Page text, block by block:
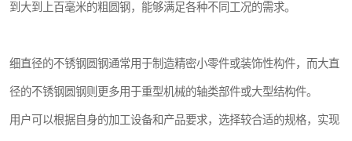
到大到上百毫米的粗圆钢，能够满足各种不同工况的需求。
细直径的不锈钢圆钢通常用于制造精密小零件或装饰性构件，而大直
径的不锈钢圆钢则更多用于重型机械的轴类部件或大型结构件。
用户可以根据自身的加工设备和产品要求，选择较合适的规格，实现